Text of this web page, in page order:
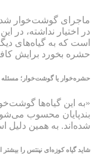
ماجرای گوشت‌خوار
در اختیار نداشته،
است که به گیاه‌های
حشره بخورد برایش
حشره‌خوار یا گوشت‌خوار؛
«به این گیاه‌ها
بندپایان محسوب
شده‌اند. به همین دلیل
شاید گیاه کوزه‌ای نپنتس را